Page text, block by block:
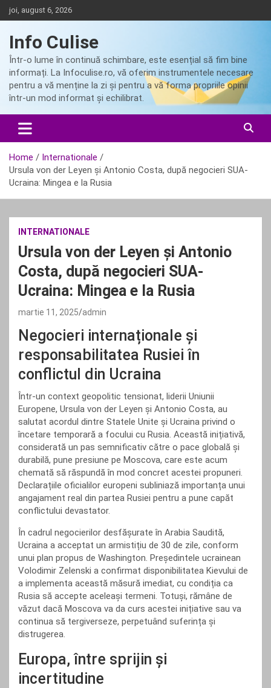
Skip
to
joi, august 6, 2026
Info Culise
Într-o lume în continuă schimbare, este esențial să fim bine
informați. La Infoculise.ro, vă oferim instrumentele necesare
pentru a vă menține la zi și pentru a vă forma propriile opinii
într-un mod informat și echilibrat.
Home
Internationale
Ursula von der Leyen şi Antonio Costa, după negocieri SUA-
Ucraina: Mingea e la Rusia
INTERNATIONALE
Ursula von der Leyen şi Antonio
Costa, după negocieri SUA-
Ucraina: Mingea e la Rusia
martie 11, 2025 admin
Negocieri internaționale și
responsabilitatea Rusiei în
conflictul din Ucraina
Într-un context geopolitic tensionat, liderii Uniunii
Europene, Ursula von der Leyen și Antonio Costa, au
salutat acordul dintre Statele Unite și Ucraina privind o
încetare temporară a focului cu Rusia. Această inițiativă,
considerată un pas semnificativ către o pace globală și
durabilă, pune presiune pe Moscova, care este acum
chemată să răspundă în mod concret acestei propuneri.
Declarațiile oficialilor europeni subliniază importanța unui
angajament real din partea Rusiei pentru a pune capăt
conflictului devastator.
În cadrul negocierilor desfășurate în Arabia Saudită,
Ucraina a acceptat un armistițiu de 30 de zile, conform
unui plan propus de Washington. Președintele ucrainean
Volodimir Zelenski a confirmat disponibilitatea Kievului de
a implementa această măsură imediat, cu condiția ca
Rusia să accepte aceleași termeni. Totuși, rămâne de
văzut dacă Moscova va da curs acestei inițiative sau va
continua să tergiverseze, perpetuând suferința și
distrugerea.
Europa, între sprijin și
incertitudine